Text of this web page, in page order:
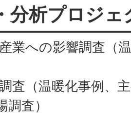
分析プロジェ
業への影響調査（
査（温暖化事例、
調査）